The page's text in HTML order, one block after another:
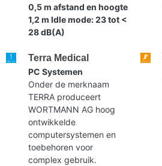
0,5 m afstand en hoogte
1,2 m Idle mode: 23 tot <
28 dB(A)
Terra Medical
PC Systemen
Onder de merknaam
TERRA produceert
WORTMANN AG hoog
ontwikkelde
computersystemen en
toebehoren voor
complex gebruik.